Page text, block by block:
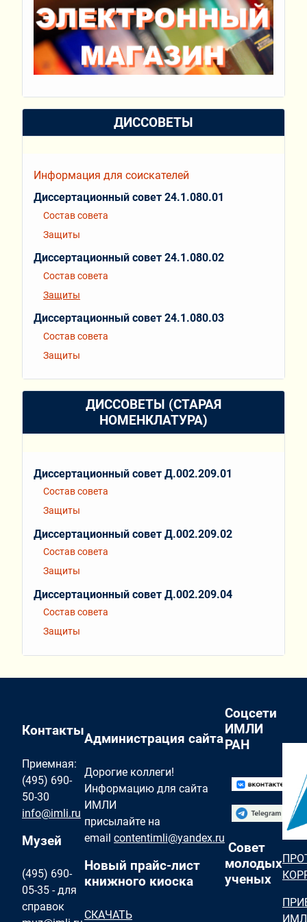
ДИССОВЕТЫ
Информация для соискателей
Диссертационный совет 24.1.080.01
Состав совета
Защиты
Диссертационный совет 24.1.080.02
Состав совета
Защиты
Диссертационный совет 24.1.080.03
Состав совета
Защиты
ДИССОВЕТЫ (СТАРАЯ
НОМЕНКЛАТУРА)
Диссертационный совет Д.002.209.01
Состав совета
Защиты
Диссертационный совет Д.002.209.02
Состав совета
Защиты
Диссертационный совет Д.002.209.04
Состав совета
Защиты
Контакты
Приемная:
(495) 690-
50-30
info@imli.ru
Музей
(495) 690-
05-35 - для
справок
Администрация сайта
Дорогие коллеги!
Информацию для сайта
ИМЛИ
присылайте на
email contentimli@yandex.ru
Новый прайс-лист
книжного киоска
СКАЧАТЬ
Соцсети
ИМЛИ
РАН
Совет
молодых
ученых